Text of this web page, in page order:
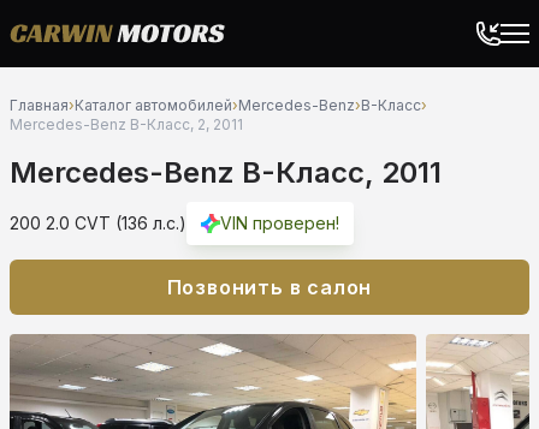
Главная›Каталог автомобилей›Mercedes-Benz›B-Класс›
Mercedes-Benz B-Класс, 2, 2011
Mercedes-Benz B-Класс, 2011
200 2.0 CVT (136 л.с.) VIN проверен!
Позвонить в салон